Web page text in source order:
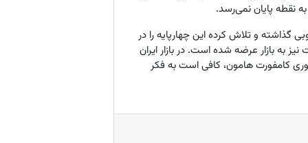
نقطه پایان نمی‌رسد.
گذاشته و تلاش کرده این چهارپایه را در
به بازار عرضه شده است. در بازار ایران
کامفورت هامون، کافی است به فکر